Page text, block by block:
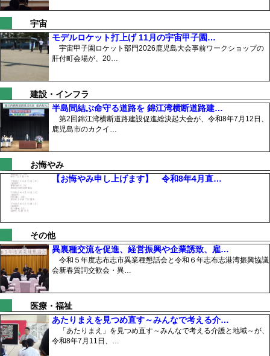
宇宙
モデルロケット打上げ 11月の宇宙甲子園…
宇宙甲子園ロケット部門2026鹿児島大会事前ワークショップの
肝付町会場が、20…
建設・インフラ
半島間結ぶ命守る道路を 錦江湾横断道路建…
第2回錦江湾横断道路建設促進総決起大会が、令和8年7月12日、
鹿児島市のカクイ…
お悔やみ
【お悔やみ申し上げます】 令和8年4月直…
その他
異裏種交流を促進、経営振興や企業誘致、雇…
令和５年度志布志市異業種懇話会と令和６年志布志港湾振興協議
会新春質詞交歓会・異…
医療・福祉
あたりまえを見つめ直す～みんなで考える介…
「あたりまえ」を見つめ直す～みんなで考える介護と地域～が、
令和8年7月11日、…